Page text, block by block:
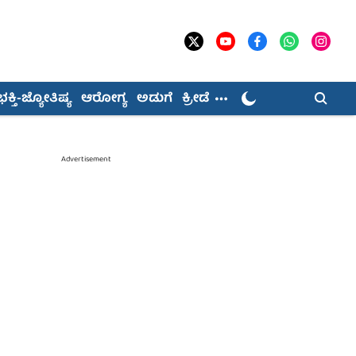
ಜ್ಯೋತಿಷ್ಯ ಆರೋಗ್ಯ ಅಡುಗೆ ಕ್ರೀಡೆ
Advertisement